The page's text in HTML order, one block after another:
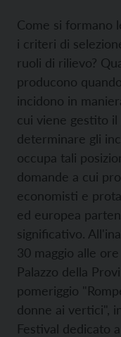
Come si formano
i criteri di
ruoli di rilievo?
producono
incidono in
cui viene gestito il
determinare gli
occupa tali
domande a cui
economisti e
ed europea
significativo.
30 maggio alle
Palazzo della
pomeriggio
donne ai vertici",
Festival dedicato